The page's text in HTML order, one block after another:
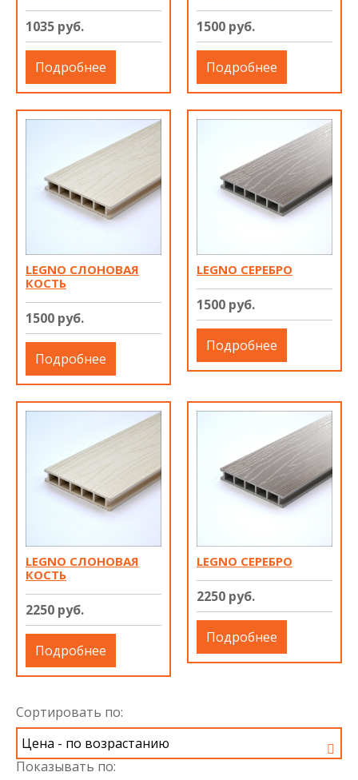
1035 руб.
Подробнее
1500 руб.
Подробнее
LEGNO СЛОНОВАЯ
КОСТЬ
1500 руб.
Подробнее
LEGNO СЕРЕБРО
1500 руб.
Подробнее
LEGNO СЛОНОВАЯ
КОСТЬ
2250 руб.
Подробнее
LEGNO СЕРЕБРО
2250 руб.
Подробнее
Сортировать по:
Показывать по: